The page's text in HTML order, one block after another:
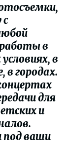
в
в
в городах.
для
и
под ваши